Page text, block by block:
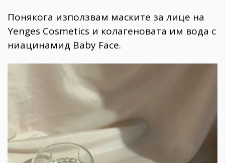
Понякога използвам маските за лице на
Yenges Cosmetics и колагеновата им вода с
ниацинамид Baby Face.